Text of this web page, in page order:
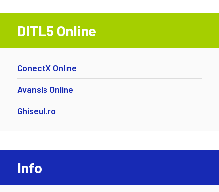
DITL5 Online
ConectX Online
Avansis Online
Ghiseul.ro
Info